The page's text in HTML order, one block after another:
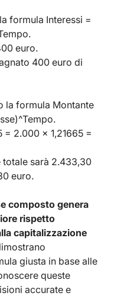
formula Interessi =
euro.
400 euro di
la formula Montante
= 2.000 x 1,21665 =
totale sarà 2.433,30
euro.
composto genera
rispetto
capitalizzazione
giusta in base alle
queste
accurate e